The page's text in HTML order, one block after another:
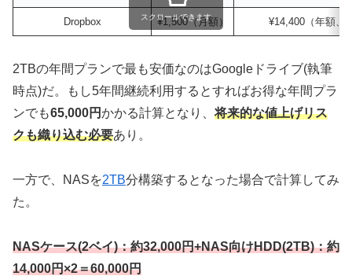
Dropbox ¥1,500（月額） ¥14,400（年額、
スクロールできます
2TBの年間プランで最も安価なのはGoogleドライブ(執筆
時点)だ。もし5年間継続利用するとすればお得な年間プラ
ンでも65,000円かかる計算となり、将来的な値上げリス
クも織り込む必要あり。
一方で、NASを2TB分構築するとなった場合で計算してみ
た。
NASケース(2ベイ)：約32,000円+NAS向けHDD(2TB)：約
14,000円×2＝60,000円